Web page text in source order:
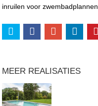
inruilen voor zwembadplannen.
MEER REALISATIES